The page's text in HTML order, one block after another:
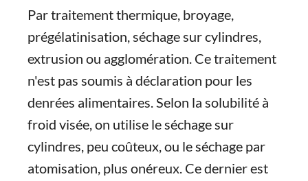
Par traitement thermique, broyage,
prégélatinisation, séchage sur cylindres,
extrusion ou agglomération. Ce traitement
n'est pas soumis à déclaration pour les
denrées alimentaires. Selon la solubilité à
froid visée, on utilise le séchage sur
cylindres, peu coûteux, ou le séchage par
atomisation, plus onéreux. Ce dernier est